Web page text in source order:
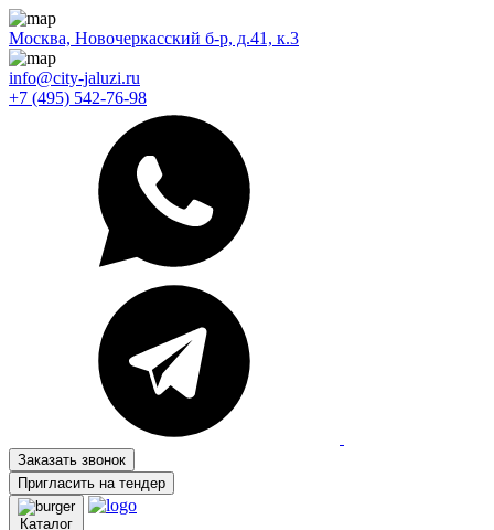
Москва, Новочеркасский б-р, д.41, к.3
info@city-jaluzi.ru
+7 (495) 542-76-98
Заказать звонок
Пригласить на тендер
Каталог